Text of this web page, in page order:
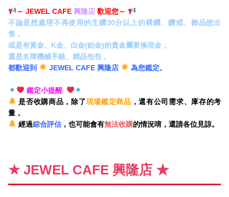
～ JEWEL CAFE 興隆店歡迎您～
不論是想處理不再使用的主鑽30分以上的裸鑽、鑽戒、飾品想出
售，
或是有黃金、K金、白金(鉑金)的貴金屬要換現金，
還是名牌機械手錶、精品包包，
都歡迎到
JEWEL CAFE 興隆店 為您鑑定。
鑑定小提醒
是否收購商品，除了現場鑑定商品 ，還有公司需求、庫存的考
量，
經過綜合評估，也可能會有無法收購的情況唷，還請各位見諒。
★ JEWEL CAFE 興隆店 ★